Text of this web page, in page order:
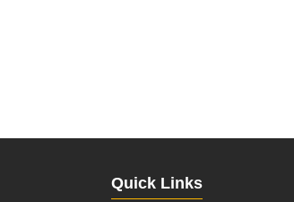
Quick Links